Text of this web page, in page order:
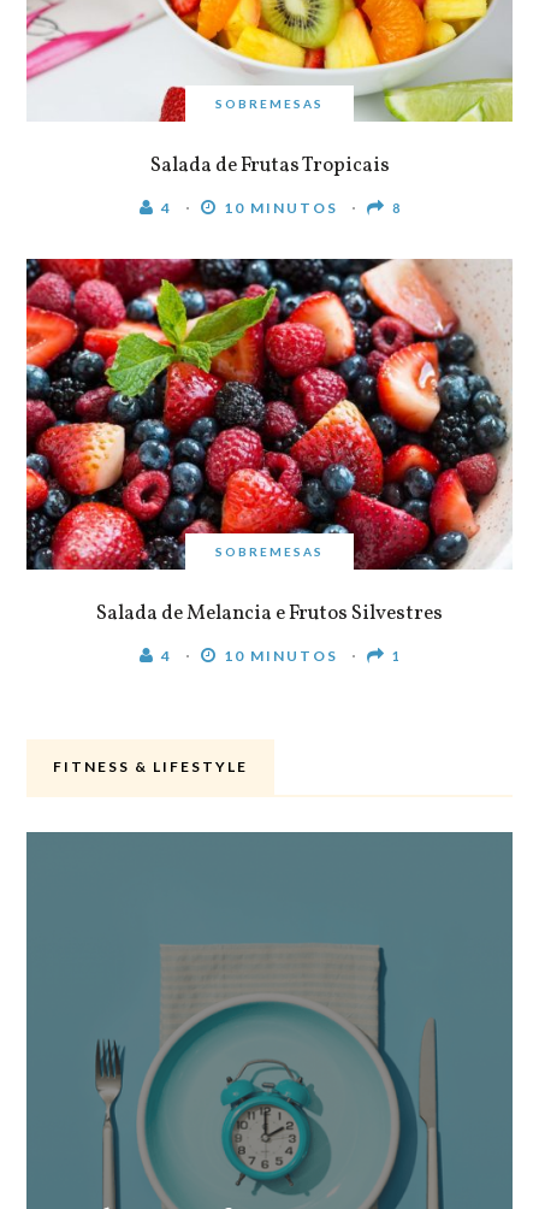
SOBREMESAS
Salada de Frutas Tropicais
4 10 MINUTOS 8
SOBREMESAS
Salada de Melancia e Frutos Silvestres
4 10 MINUTOS 1
FITNESS & LIFESTYLE